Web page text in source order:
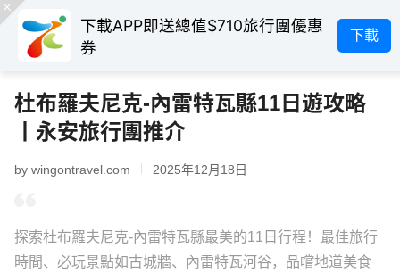
下載APP即送總值$710旅行團優惠
券
下載
杜布羅夫尼克-內雷特瓦縣11日遊攻略
丨永安旅行團推介
by wingontravel.com 2025年12月18日
探索杜布羅夫尼克-內雷特瓦縣最美的11日行程！最佳旅行
時間、必玩景點如古城牆、內雷特瓦河谷，品嚐地道美食